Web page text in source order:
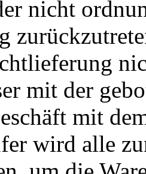
nicht
mit der
mit
wird alle